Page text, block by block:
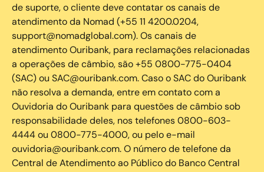
de suporte, o cliente deve contatar os canais de
atendimento da Nomad (+55 11 4200.0204,
support@nomadglobal.com). Os canais de
atendimento Ouribank, para reclamações relacionadas
a operações de câmbio, são +55 0800-775-0404
(SAC) ou SAC@ouribank.com. Caso o SAC do Ouribank
não resolva a demanda, entre em contato com a
Ouvidoria do Ouribank para questões de câmbio sob
responsabilidade deles, nos telefones 0800-603-
4444 ou 0800-775-4000, ou pelo e-mail
ouvidoria@ouribank.com. O número de telefone da
Central de Atendimento ao Público do Banco Central